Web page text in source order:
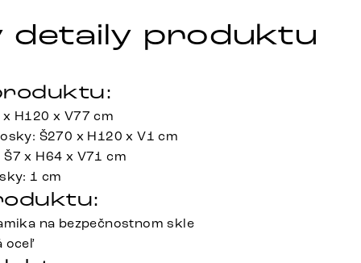
detaily produktu
H120 x V77 cm
Š270 x H120 x V1 cm
x H64 x V71 cm
1 cm
na bezpečnostnom skle
oceľ